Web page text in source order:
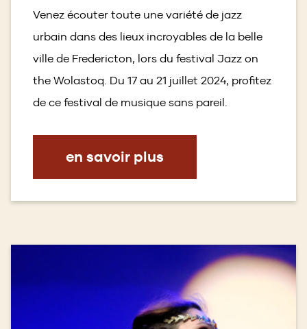
Venez écouter toute une variété de jazz
urbain dans des lieux incroyables de la belle
ville de Fredericton, lors du festival Jazz on
the Wolastoq. Du 17 au 21 juillet 2024, profitez
de ce festival de musique sans pareil.
en savoir plus